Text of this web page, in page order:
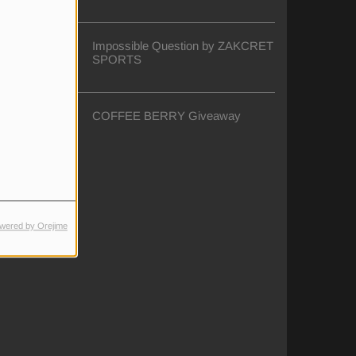
by Orejime
Impossible Question by ZAKCRET
SPORTS
COFFEE BERRY Giveaway